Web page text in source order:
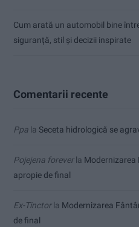
Cum arată un automobil bine
siguranță, stil și decizii inspirate
Comentarii recente
Ppa la Seceta hidrologică se
Pojejena foreverla Modernizarea
apropie de final
Ex-Tinctorla Modernizarea
de final